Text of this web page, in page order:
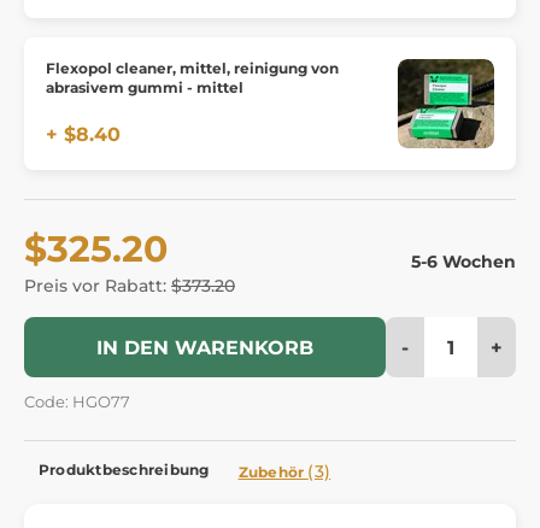
Flexopol cleaner, mittel, reinigung von
abrasivem gummi - mittel
+ $8.40
$325.20
Preis vor Rabatt: $373.20
5-6 Wochen
IN DEN WARENKORB - +
Code: HGO77
Produktbeschreibung Zubehör (3)